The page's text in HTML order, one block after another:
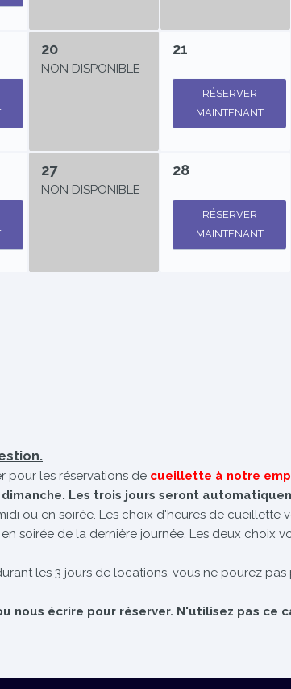
20
NON DISPONIBLE
21
RÉSERVER
MAINTENANT
27
NON DISPONIBLE
28
RÉSERVER
MAINTENANT
pour les réservations de cueillette à notre
Les trois jours seront
ou en soirée. Les choix d'heures de cueillette
soirée de la dernière journée. Les deux choix
les 3 jours de locations, vous ne pourez
nous écrire pour réserver. N'utilisez pas ce